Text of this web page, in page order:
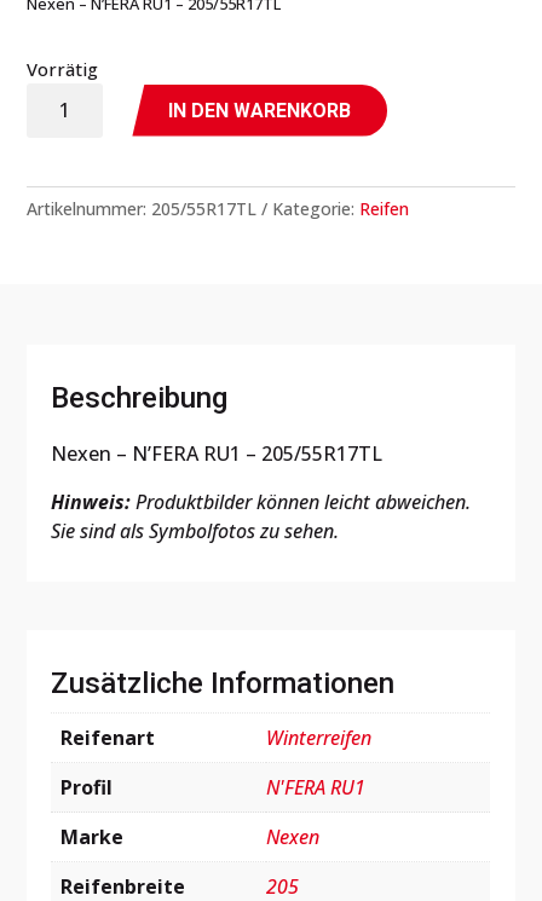
Vorrätig
N'FERA
205/55R17TL
-
IN DEN WARENKORB
Artikelnummer: 205/55R17TL Kategorie: Reifen
Beschreibung
Nexen – N’FERA RU1 – 205/55R17TL
Hinweis:Produktbilder können leicht abweichen.
Sie sind als Symbolfotos zu sehen.
Zusätzliche Informationen
Reifenart
Winterreifen
Profil
N'FERA RU1
Marke
Nexen
Reifenbreite
205